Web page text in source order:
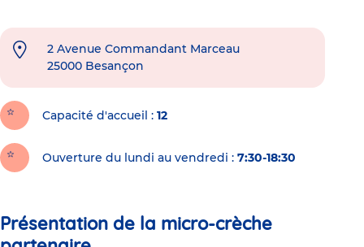
2 Avenue Commandant Marceau
25000 Besançon
Capacité d'accueil 12
Ouverture du lundi au vendredi : 7:30-18:30
Présentation de la micro-crèche